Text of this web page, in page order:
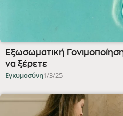
Εξωσωματική
να ξέρετε
Εγκυμοσύνη1/3/25